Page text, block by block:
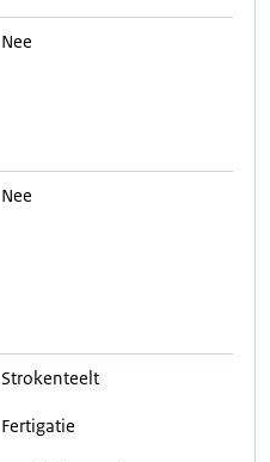
Nee
Nee
Strokenteelt
Fertigatie